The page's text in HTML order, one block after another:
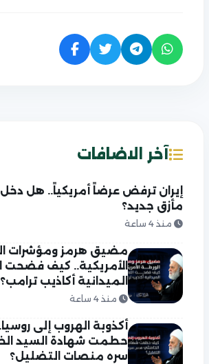
آخر الاضافات
إيران ترفض عرضاً أمريكياً.. هل
مأزق جديد؟
منذ 4 ساعة
مضيق هرمز ومؤشرات
الأمريكية.. كيف فضحت
الميدانية أكاذيب ترامب؟
منذ 4 ساعة
أكذوبة الهروب إلى
حطمت شهادة السيد
سره منصات التضليل؟